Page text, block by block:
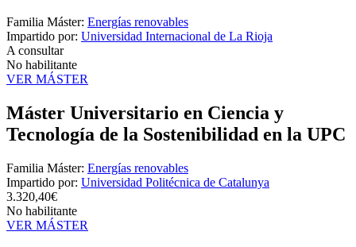
Familia Máster: Energías renovables
Impartido por: Universidad Internacional de La Rioja
A consultar
No habilitante
VER MÁSTER
Máster Universitario en Ciencia y
Tecnología de la Sostenibilidad en la UPC
Familia Máster: Energías renovables
Impartido por: Universidad Politécnica de Catalunya
3.320,40€
No habilitante
VER MÁSTER